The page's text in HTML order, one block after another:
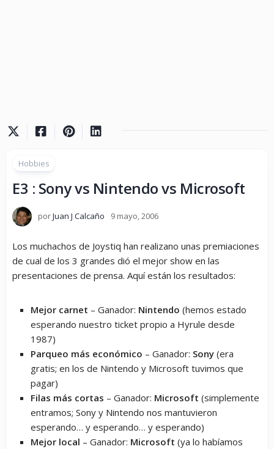
Hobbies
E3 : Sony vs Nintendo vs Microsoft
porJuan J Calcaño 9 mayo, 2006
Los muchachos de Joystiq han realizano unas premiaciones
de cual de los 3 grandes dió el mejor show en las
presentaciones de prensa. Aquí están los resultados:
Mejor carnet – Ganador: Nintendo (hemos estado
esperando nuestro ticket propio a Hyrule desde
1987)
Parqueo más económico – Ganador: Sony (era
gratis; en los de Nintendo y Microsoft tuvimos que
pagar)
Filas más cortas – Ganador: Microsoft (simplemente
entramos; Sony y Nintendo nos mantuvieron
esperando… y esperando… y esperando)
Mejor local – Ganador: Microsoft (ya lo habíamos